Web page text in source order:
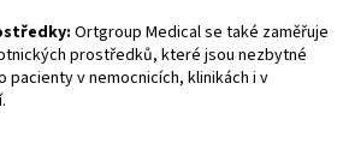
Ortgroup Medical se také zaměřuje
prostředků, které jsou nezbytné
pacienty v nemocnicích, klinikách i v